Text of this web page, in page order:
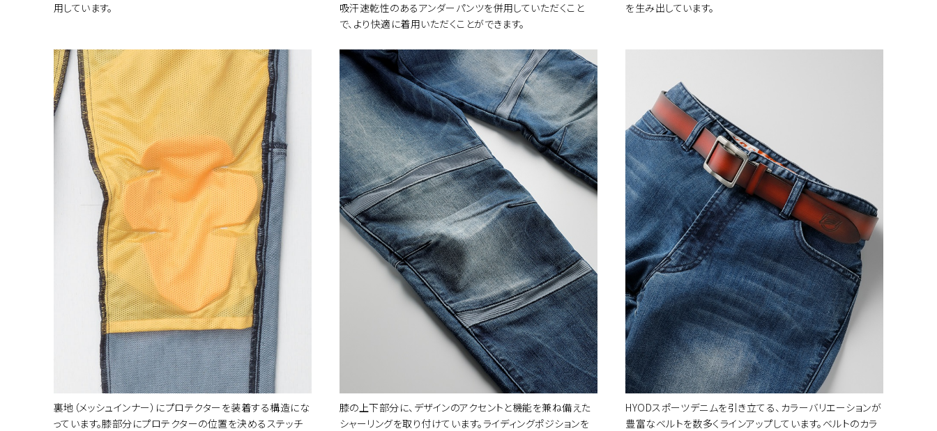
用しています。
吸汗速乾性のあるアンダーパンツを併用していただくこと
で、より快適に着用いただくことができます。
を生み出しています。
裏地（メッシュインナー）にプロテクターを装着する構造にな
っています。膝部分にプロテクターの位置を決めるステッチ
膝の上下部分に、デザインのアクセントと機能を兼ね備えた
シャーリングを取り付けています。ライディングポジションを
HYODスポーツデニムを引き立てる、カラーバリエーションが
豊富なベルトを数多くラインアップしています。ベルトのカラ
INDIGO(aged-wash) ¥23,100(税込) 30 カートに入れる
INDIGO(aged-wash) ¥23,100(税込) 31 カートに入れる
INDIGO(aged-wash) ¥23,100(税込) 32 カートに入れる
Light Aged ¥23,100(税込) 28 カートに入れる
¥23,100(税込) 31 カートに入れる